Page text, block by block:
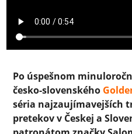
Po úspešnom
česko-slovenského
séria najzaujímavejších
pretekov v Českej a